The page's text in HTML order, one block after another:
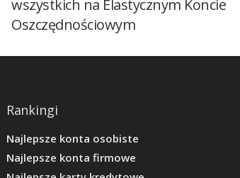
wszystkich na Elastycznym Koncie
Oszczędnościowym
Rankingi
Najlepsze konta osobiste
Najlepsze konta firmowe